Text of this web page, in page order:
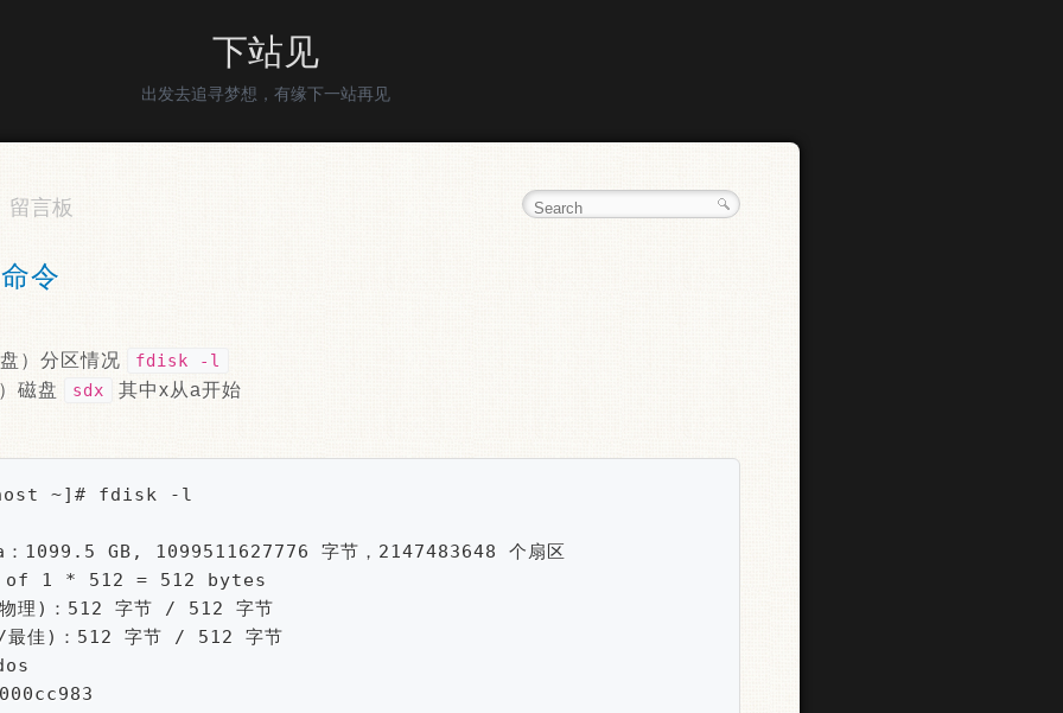
下站见
出发去追寻梦想，有缘下一站再见
留言板
令
）分区情况 fdisk -l
磁盘 sdx 其中x从a开始
~]# fdisk -l
1099.5 GB, 1099511627776 字节，2147483648 个扇区
of 1 * 512 = 512 bytes
物理)：512 字节 / 512 字节
佳)：512 字节 / 512 字节